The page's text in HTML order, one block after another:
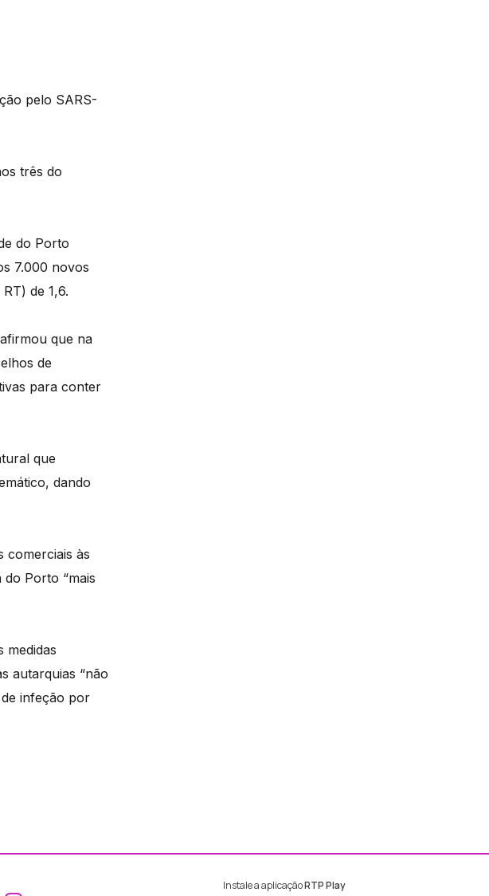
pelo SARS-
três do
do Porto
7.000 novos
de 1,6.
que na
de
para conter
que
dando
comerciais às
Porto “mais
medidas
autarquias “não
infeção por
Instale a aplicaçãoRTP Play